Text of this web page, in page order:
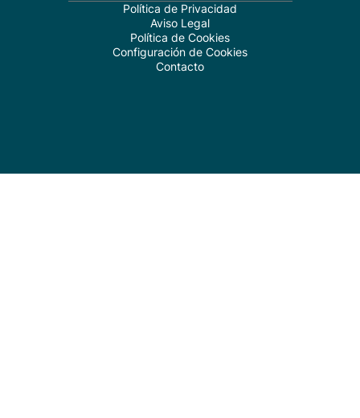
Política de Privacidad
Aviso Legal
Política de Cookies
Configuración de Cookies
Contacto